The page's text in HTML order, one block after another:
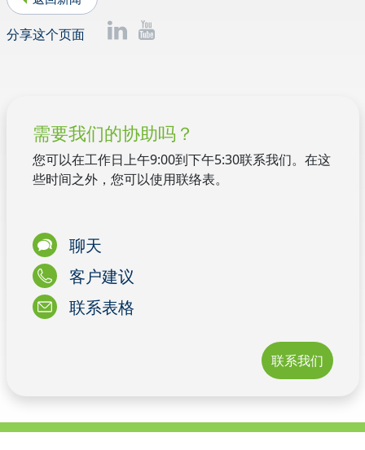
分享这个页面
需要我们的协助吗？
您可以在工作日上午9:00到下午5:30联系我们。在这
些时间之外，您可以使用联络表。
聊天
客户建议
联系表格
联系我们